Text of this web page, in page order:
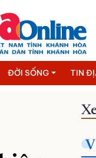
ĐỜI SỐNG TIN